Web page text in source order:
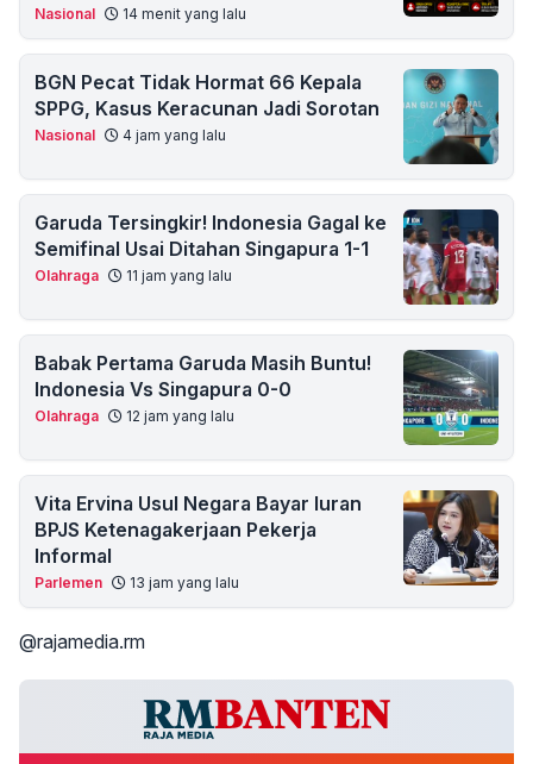
Nasional 14 menit yang lalu
BGN Pecat Tidak Hormat 66 Kepala
SPPG, Kasus Keracunan Jadi Sorotan
Nasional 4 jam yang lalu
Garuda Tersingkir! Indonesia Gagal ke
Semifinal Usai Ditahan Singapura 1-1
Olahraga 11 jam yang lalu
Babak Pertama Garuda Masih Buntu!
Indonesia Vs Singapura 0-0
Olahraga 12 jam yang lalu
Vita Ervina Usul Negara Bayar Iuran
BPJS Ketenagakerjaan Pekerja
Informal
Parlemen 13 jam yang lalu
@rajamedia.rm